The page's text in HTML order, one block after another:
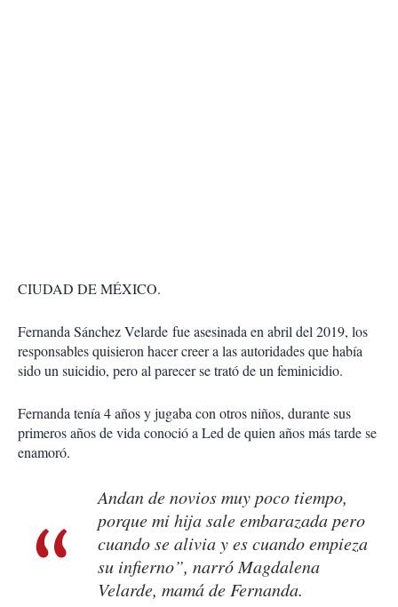
CIUDAD DE MÉXICO.
Fernanda Sánchez Velarde fue asesinada en abril del 2019, los
responsables quisieron hacer creer a las autoridades que había
sido un suicidio, pero al parecer se trató de un feminicidio.
Fernanda tenía 4 años y jugaba con otros niños, durante sus
primeros años de vida conoció a Led de quien años más tarde se
enamoró.
Andan de novios muy poco tiempo,
porque mi hija sale embarazada pero
cuando se alivia y es cuando empieza
su infierno”, narró Magdalena
Velarde, mamá de Fernanda.